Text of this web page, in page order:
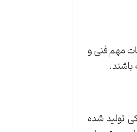
مهم فنی و
باشند.
تولید شده